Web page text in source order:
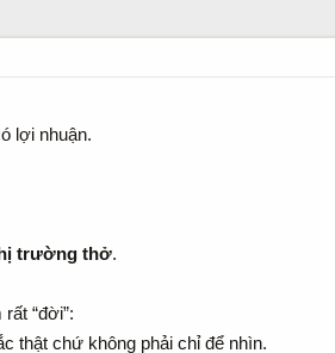
lợi nhuận.
trường thở.
“đời”:
thật chứ không phải chỉ để nhìn.